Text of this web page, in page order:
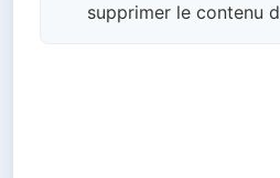
supprimer le contenu